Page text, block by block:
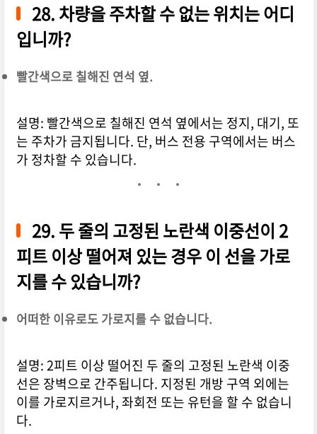
28. 차량을 주차할 수 없는 위치는 어디
입니까?
빨간색으로 칠해진 연석 옆.
설명: 빨간색으로 칠해진 연석 옆에서는 정지, 대기, 또
는 주차가 금지됩니다. 단, 버스 전용 구역에서는 버스
가 정차할 수 있습니다.
29. 두 줄의 고정된 노란색 이중선이 2
피트 이상 떨어져 있는 경우 이 선을 가로
지를 수 있습니까?
어떠한 이유로도 가로지를 수 없습니다.
설명: 2피트 이상 떨어진 두 줄의 고정된 노란색 이중
선은 장벽으로 간주됩니다. 지정된 개방 구역 외에는
이를 가로지르거나, 좌회전 또는 유턴을 할 수 없습니
다.